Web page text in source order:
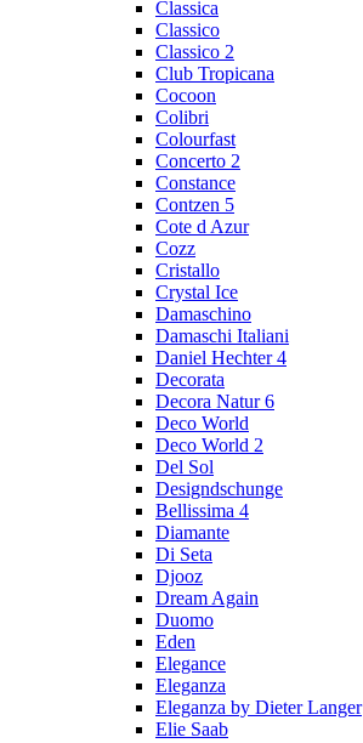
Classica
Classico
Classico 2
Club Tropicana
Cocoon
Colibri
Colourfast
Concerto 2
Constance
Contzen 5
Cote d Azur
Cozz
Cristallo
Crystal Ice
Damaschino
Damaschi Italiani
Daniel Hechter 4
Decorata
Decora Natur 6
Deco World
Deco World 2
Del Sol
Designdschunge
Bellissima 4
Diamante
Di Seta
Djooz
Dream Again
Duomo
Eden
Elegance
Eleganza
Eleganza by Dieter Langer
Elie Saab